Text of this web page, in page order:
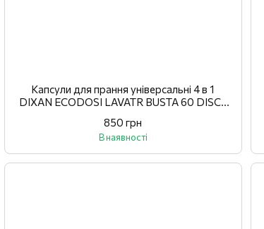
Капсули для прання універсальні 4 в 1
DIXAN ECODOSI LAVATR BUSTA 60 DISCS
850 грн
В наявності